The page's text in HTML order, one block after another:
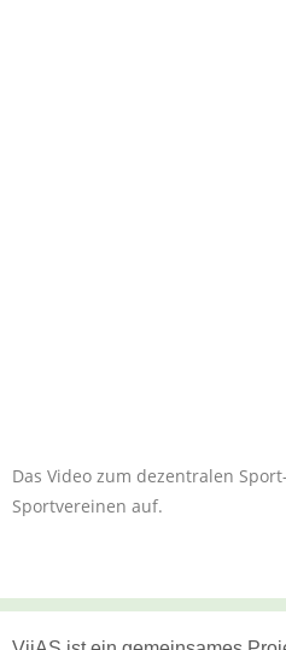
Das Video zum dezentralen
Sportvereinen auf.